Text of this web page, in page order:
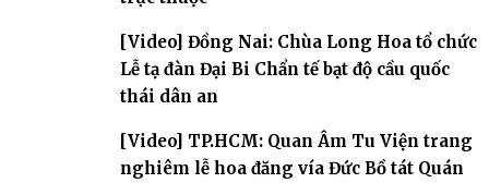
[Video] Đồng Nai: Chùa Long Hoa tổ chức
Lễ tạ đàn Đại Bi Chẩn tế bạt độ cầu quốc
thái dân an
[Video] TP.HCM: Quan Âm Tu Viện trang
nghiêm lễ hoa đăng vía Đức Bồ tát Quán